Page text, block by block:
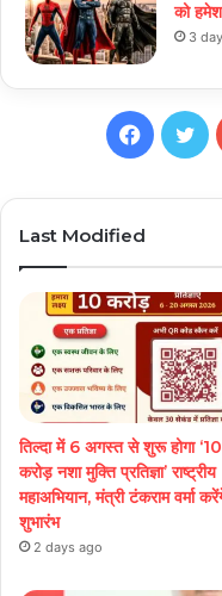
को
3
Last Modified
तिल्दा में 6 अगस्त से शुरू होगा ‘10
करोड़ नशा मुक्ति प्रतिज्ञा’ राष्ट्रीय
महाअभियान, मंत्री टंकराम वर्मा
शुभारंभ
2 days ago